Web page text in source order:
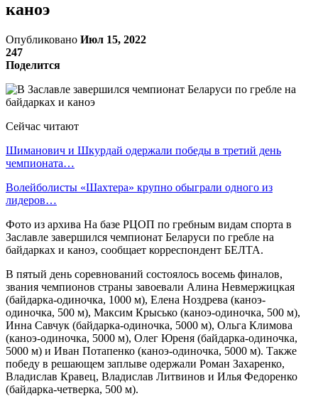
каноэ
Опубликовано Июл 15, 2022
247
Поделится
Сейчас читают
Шиманович и Шкурдай одержали победы в третий день
чемпионата…
Волейболисты «Шахтера» крупно обыграли одного из
лидеров…
Фото из архива На базе РЦОП по гребным видам спорта в
Заславле завершился чемпионат Беларуси по гребле на
байдарках и каноэ, сообщает корреспондент БЕЛТА.
В пятый день соревнований состоялось восемь финалов,
звания чемпионов страны завоевали Алина Невмержицкая
(байдарка-одиночка, 1000 м), Елена Ноздрева (каноэ-
одиночка, 500 м), Максим Крысько (каноэ-одиночка, 500 м),
Инна Савчук (байдарка-одиночка, 5000 м), Ольга Климова
(каноэ-одиночка, 5000 м), Олег Юреня (байдарка-одиночка,
5000 м) и Иван Потапенко (каноэ-одиночка, 5000 м). Также
победу в решающем заплыве одержали Роман Захаренко,
Владислав Кравец, Владислав Литвинов и Илья Федоренко
(байдарка-четверка, 500 м).